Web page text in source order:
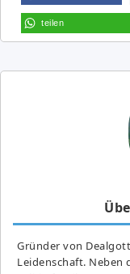
teilen
Gründer von
Leidenschaft. Neben